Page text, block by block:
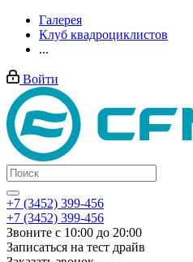
Галерея
Клуб квадроциклистов
...
Войти
+7 (3452) 399-456
+7 (3452) 399-456
Звоните с 10:00 до 20:00
Записаться на тест драйв